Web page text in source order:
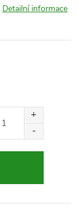
Detailní informace